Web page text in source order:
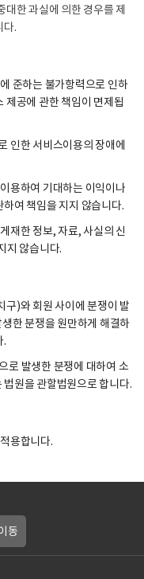
한 과실에 의한 경우를 제
다.
준하는 불가항력으로 인하
제공에 관한 책임이 면제됩
인한 서비스이용의 장애에
용하여 기대하는 이익이나
여 책임을 지지 않습니다.
재한 정보, 자료, 사실의 신
지 않습니다.
)와 회원 사이에 분쟁이 발
한 분쟁을 원만하게 해결하
.
로 발생한 분쟁에 대하여 소
원을 관할법원으로 합니다.
용합니다.